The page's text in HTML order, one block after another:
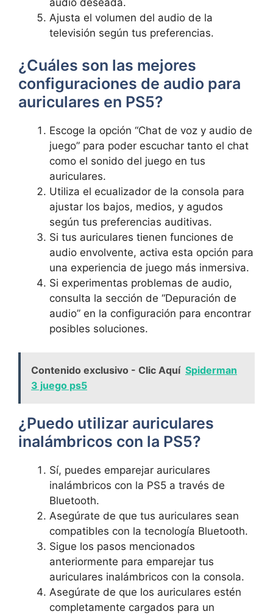
Ajusta ‌el volumen del audio‌ de la
televisión⁣ según tus preferencias.
¿Cuáles‌ son ⁢las mejores
⁤configuraciones⁢ de⁣ audio‌ para
auriculares en PS5?
Escoge ‌la opción “Chat de voz y‌ audio de
​juego” para poder ​escuchar tanto el chat ​
como el sonido del juego en ⁣tus
auriculares.
Utiliza el ecualizador de ⁢la consola para⁢
ajustar los bajos, medios, y agudos
según tus⁣ preferencias‍ auditivas.
Si tus‌ auriculares tienen funciones de
audio envolvente, activa esta opción‌ para
una experiencia de juego más inmersiva.
Si experimentas⁣ problemas de audio,‍
consulta la sección de “Depuración ⁤de
audio”‌ en ​la configuración para encontrar
posibles soluciones.
Contenido exclusivo - Clic Aquí Spiderman
3 juego ps5
¿Puedo utilizar auriculares
inalámbricos con la PS5?
Sí, puedes emparejar auriculares
inalámbricos con la PS5 ⁣a⁢ través de
Bluetooth.
Asegúrate ⁣de que ​tus auriculares sean
compatibles con la tecnología Bluetooth.
Sigue los ⁢pasos mencionados
anteriormente para emparejar tus
auriculares inalámbricos con la consola.
Asegúrate de que los auriculares⁣ estén‍
completamente cargados para ‍un